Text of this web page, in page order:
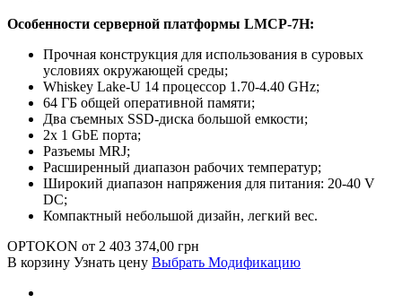
Особенности серверной платформы LMCP-7H:
Прочная конструкция для использования в суровых
условиях окружающей среды;
Whiskey Lake-U 14 процессор 1.70-4.40 GHz;
64 ГБ общей оперативной памяти;
Два съемных SSD-диска большой емкости;
2x 1 GbE порта;
Разъемы MRJ;
Расширенный диапазон рабочих температур;
Широкий диапазон напряжения для питания: 20-40 V
DC;
Компактный небольшой дизайн, легкий вес.
OPTOKON от 2 403 374,00 грн
В корзину Узнать цену Выбрать Модификацию